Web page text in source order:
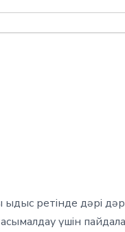
ретінде дәрі
үшін